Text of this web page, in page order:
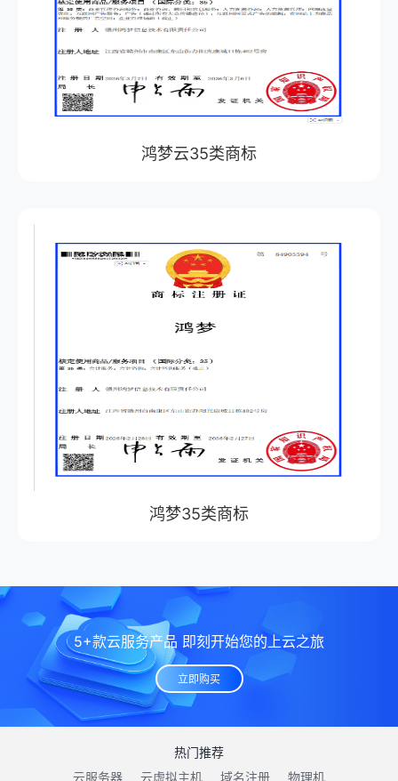
鸿梦云35类商标
鸿梦35类商标
5+款云服务产品 即刻开始您的上云之旅
立即购买
热门推荐
云服务器
云虚拟主机 域名注册 物理机